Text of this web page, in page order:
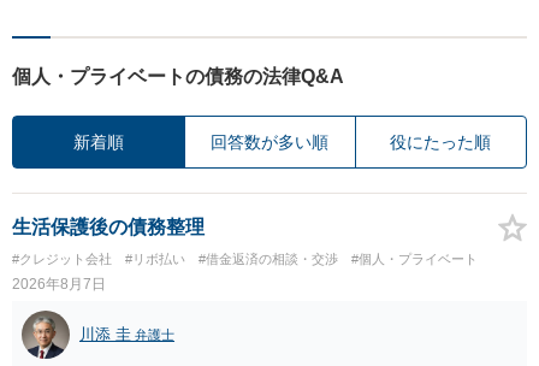
個人・プライベートの債務の法律Q&A
新着順 回答数が多い順 役にたった順
生活保護後の債務整理
#クレジット会社 #リボ払い #借金返済の相談・交渉 #個人・プライベート
2026年8月7日
川添 圭 弁護士